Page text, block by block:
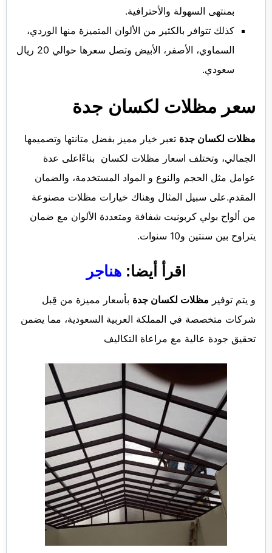
بمنتهى السهولة والأحترافية.
كذلك تتوافر بالكثير من الألوان المتميزة منها الوردي،
السماوي، الأصفر، الأبيض وتصل سعرها حوالي 20 ريال
سعودي.
سعر مظلات لكسان جدة
مظلات لكسان جدة تعبر خيار مميز بفضل متانتها وتصميمها
الجمالي، وتختلف اسعار مظلات لكسان بناءًاعلى عدة
عوامل مثل الحجم والنوع و المواد المستخدمة، والضمان
المقدم.على سبيل المثال وهناك خيارات مظلات مصنوعة
من ألواح بولي كربونيت شفافة ومتعددة الألوان مع ضمان
يتراوح بين سنتين و10 سنوات.
اقرأ أيضا: هناجر
و يتم توفير مظلات لكسان جدة بأسعار مميزة من قِبل
شركات متخصصة في المملكة العربية السعودية، مما يضمن
تحقيق جودة عالية مع مراعاة التكاليف